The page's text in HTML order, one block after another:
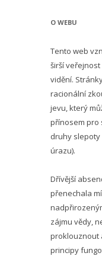
O WEBU
Tento web
širší
vidění.
racionální
jevu, který
přínosem pro
druhy
úrazu).
Dřívější
přenechala
zájmu vědy,
proklouznout
principy